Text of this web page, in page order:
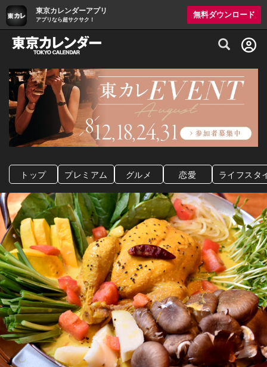
東京カレンダーアプリ
アプリなら超サクサク！
無料ダウンロード
グルメ情報・プレミアムレストラン予約
トップ プレミアム グルメ 恋愛 ライフスタ